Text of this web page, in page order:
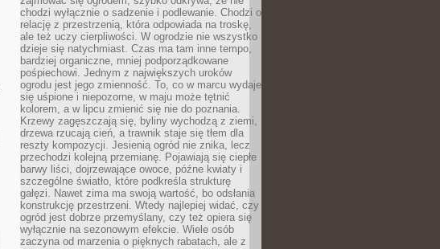
chodzi wyłącznie o sadzenie i podlewanie. Chodzi o
relację z przestrzenią, która odpowiada na troskę,
ale też uczy cierpliwości. W ogrodzie nie wszystko
dzieje się natychmiast. Czas ma tam inne tempo,
bardziej organiczne, mniej podporządkowane
pośpiechowi. Jednym z największych uroków
ogrodu jest jego zmienność. To, co w marcu wydaje
się uśpione i niepozorne, w maju może tętnić
kolorem, a w lipcu zmienić się nie do poznania.
Krzewy zagęszczają się, byliny wychodzą z ziemi,
drzewa rzucają cień, a trawnik staje się tłem dla
reszty kompozycji. Jesienią ogród nie znika, lecz
przechodzi kolejną przemianę. Pojawiają się ciepłe
barwy liści, dojrzewające owoce, późne kwiaty i
szczególne światło, które podkreśla strukturę
gałęzi. Nawet zima ma swoją wartość, bo odsłania
konstrukcję przestrzeni. Wtedy najlepiej widać, czy
ogród jest dobrze przemyślany, czy też opiera się
wyłącznie na sezonowym efekcie. Wiele osób
zaczyna od marzenia o pięknych rabatach, ale z